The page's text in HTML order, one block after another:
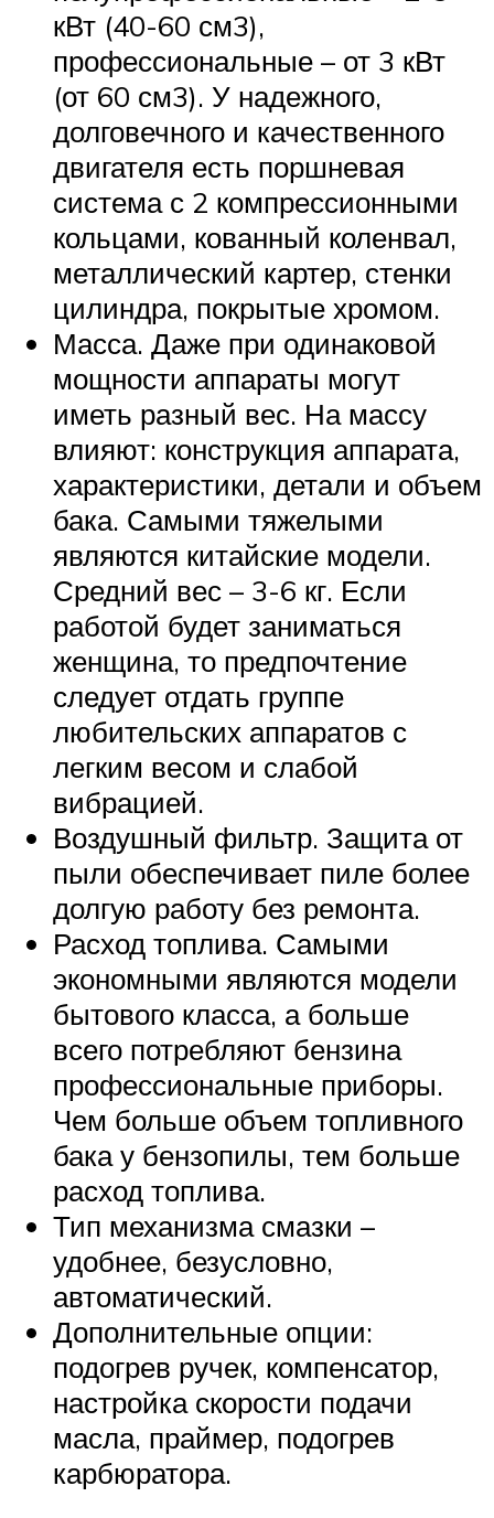
кВт (40-60 см3),
профессиональные – от 3 кВт
(от 60 см3). У надежного,
долговечного и качественного
двигателя есть поршневая
система с 2 компрессионными
кольцами, кованный коленвал,
металлический картер, стенки
цилиндра, покрытые хромом.
Масса. Даже при одинаковой
мощности аппараты могут
иметь разный вес. На массу
влияют: конструкция аппарата,
характеристики, детали и объем
бака. Самыми тяжелыми
являются китайские модели.
Средний вес – 3-6 кг. Если
работой будет заниматься
женщина, то предпочтение
следует отдать группе
любительских аппаратов с
легким весом и слабой
вибрацией.
Воздушный фильтр. Защита от
пыли обеспечивает пиле более
долгую работу без ремонта.
Расход топлива. Самыми
экономными являются модели
бытового класса, а больше
всего потребляют бензина
профессиональные приборы.
Чем больше объем топливного
бака у бензопилы, тем больше
расход топлива.
Тип механизма смазки –
удобнее, безусловно,
автоматический.
Дополнительные опции:
подогрев ручек, компенсатор,
настройка скорости подачи
масла, праймер, подогрев
карбюратора.